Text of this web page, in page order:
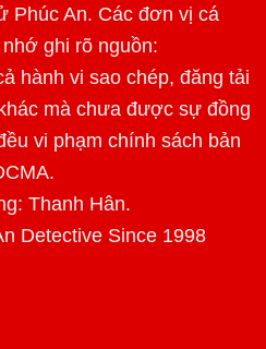
Phúc An. Các đơn vị cá
ghi rõ nguồn:
hành vi sao chép, đăng tải
mà chưa được sự đồng
vi phạm chính sách bản
Thanh Hân.
Detective Since 1998